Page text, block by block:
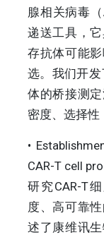
腺相关病毒
递送工具，
存抗体可能
选。我们开
体的桥接测
密度、选择性
•
CAR-T cell
研究CAR-T
度、高可靠
述了康维讯